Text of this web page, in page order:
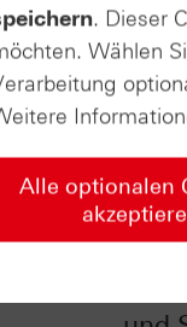
&
Der
. Dieser
Wählen
Alle optionalen